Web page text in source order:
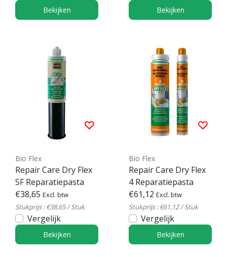
Bekijken Bekijken
Bio Flex
Repair Care Dry Flex
SF Reparatiepasta
€38,65 Excl. btw
Stukprijs : €38,65 / Stuk
Vergelijk
Bekijken
Bio Flex
Repair Care Dry Flex
4 Reparatiepasta
€61,12 Excl. btw
Stukprijs : €61,12 / Stuk
Vergelijk
Bekijken